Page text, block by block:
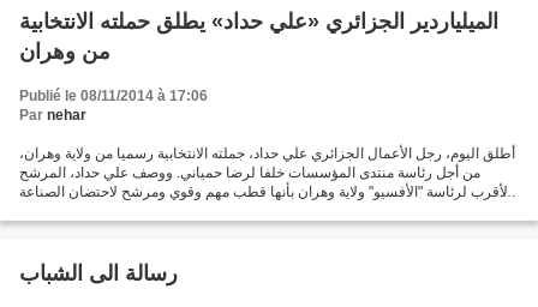
الميلياردير الجزائري «علي حداد» يطلق حملته الانتخابية
من وهران
Publié le 08/11/2014 à 17:06
Par nehar
أطلق اليوم، رجل الأعمال الجزائري علي حداد، جملته الانتخابية رسميا من ولاية وهران،
من أجل رئاسة منتدى المؤسسات خلفا لرضا حمياني. ووصف علي حداد، المرشح
الأقرب لرئاسة "الأفسيو" ولاية وهران بأنها قطب مهم وقوي ومرشح لاحتضان الصناعة
رسالة الى الشباب